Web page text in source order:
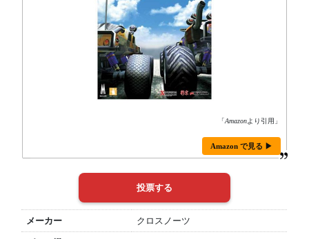
「Amazonより引用」
Amazon で見る ▶
メーカー クロスノーツ